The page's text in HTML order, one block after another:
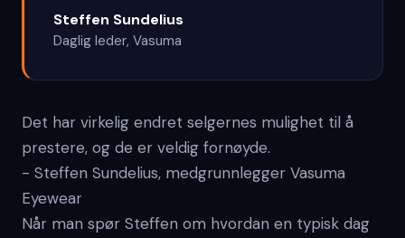
Steffen Sundelius
Daglig leder, Vasuma
Det har virkelig endret selgernes mulighet til å
prestere, og de er veldig fornøyde.
- Steffen Sundelius, medgrunnlegger Vasuma
Eyewear
Når man spør Steffen om hvordan en typisk dag